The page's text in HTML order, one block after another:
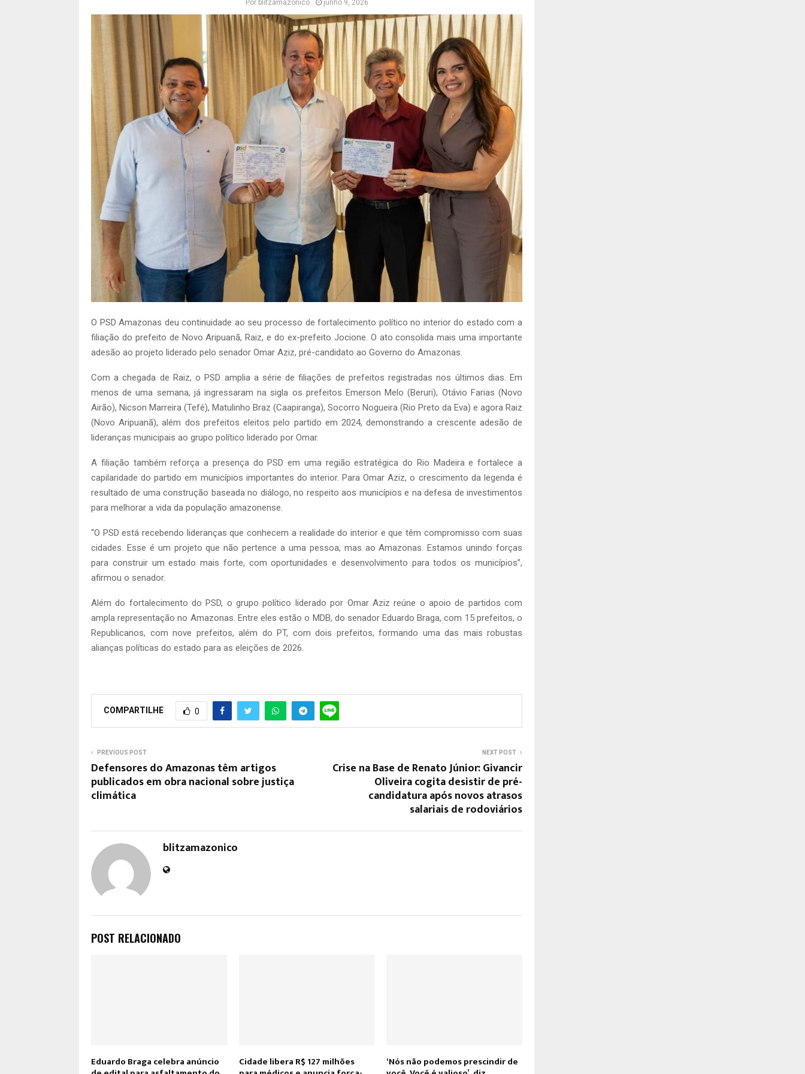
Por blitzamazonico junho 9, 2026
O PSD Amazonas deu continuidade ao seu processo de fortalecimento político no interior do estado com a
filiação do prefeito de Novo Aripuanã, Raiz, e do ex-prefeito Jocione. O ato consolida mais uma importante
adesão ao projeto liderado pelo senador Omar Aziz, pré-candidato ao Governo do Amazonas.
Com a chegada de Raiz, o PSD amplia a série de filiações de prefeitos registradas nos últimos dias. Em
menos de uma semana, já ingressaram na sigla os prefeitos Emerson Melo (Beruri), Otávio Farias (Novo
Airão), Nicson Marreira (Tefé), Matulinho Braz (Caapiranga), Socorro Nogueira (Rio Preto da Eva) e agora Raiz
(Novo Aripuanã), além dos prefeitos eleitos pelo partido em 2024, demonstrando a crescente adesão de
lideranças municipais ao grupo político liderado por Omar.
A filiação também reforça a presença do PSD em uma região estratégica do Rio Madeira e fortalece a
capilaridade do partido em municípios importantes do interior. Para Omar Aziz, o crescimento da legenda é
resultado de uma construção baseada no diálogo, no respeito aos municípios e na defesa de investimentos
para melhorar a vida da população amazonense.
“O PSD está recebendo lideranças que conhecem a realidade do interior e que têm compromisso com suas
cidades. Esse é um projeto que não pertence a uma pessoa, mas ao Amazonas. Estamos unindo forças
para construir um estado mais forte, com oportunidades e desenvolvimento para todos os municípios”,
afirmou o senador.
Além do fortalecimento do PSD, o grupo político liderado por Omar Aziz reúne o apoio de partidos com
ampla representação no Amazonas. Entre eles estão o MDB, do senador Eduardo Braga, com 15 prefeitos, o
Republicanos, com nove prefeitos, além do PT, com dois prefeitos, formando uma das mais robustas
alianças políticas do estado para as eleições de 2026.
COMPARTILHE 0
PREVIOUS POST
Defensores do Amazonas têm artigos
publicados em obra nacional sobre justiça
climática
NEXT POST
Crise na Base de Renato Júnior: Givancir
Oliveira cogita desistir de pré-
candidatura após novos atrasos
salariais de rodoviários
blitzamazonico
POST RELACIONADO
Eduardo Braga celebra anúncio Cidade libera R$ 127 milhões ‘Nós não podemos prescindir de